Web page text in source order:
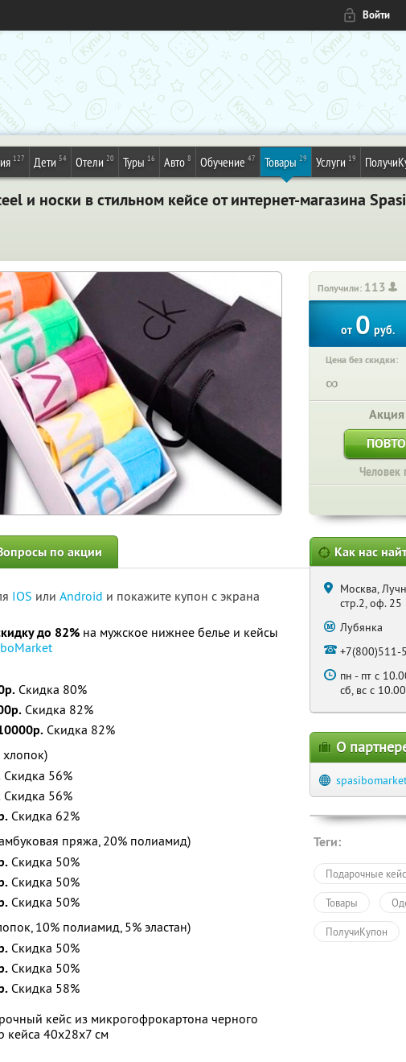
Войти
127 Дети 54 Отели 20 Туры 16 Авто 8 Обучение 47 Товары 29 Услуги 19
и носки в стильном кейсе от интернет-магазина
Получили: 113
от0 руб.
Цена без скидки:
∞
Человек
по акции
IOS или Android и покажите купон с экрана
до 82% на мужское нижнее белье и кейсы
Скидка 80%
Скидка 82%
Скидка 82%
хлопок)
Скидка 56%
Скидка 56%
Скидка 62%
пряжа, 20% полиамид)
Скидка 50%
Скидка 50%
Скидка 50%
10% полиамид, 5% эластан)
Скидка 50%
Скидка 50%
Скидка 58%
кейс из микрогофрокартона черного
кейса 40х28х7 см
Как нас
Москва,
стр.2, оф. 25
Лубянка
+7(800)511-
пн - пт с
сб, вс с
О
Теги:
Подарочные
Товары
ПолучиКупон